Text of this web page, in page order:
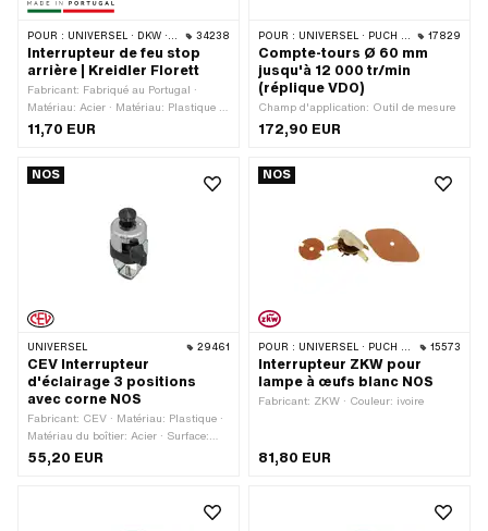
POUR : UNIVERSEL · DKW · HERCULES · KREIDLER · ZÜNDAPP 34238
Interrupteur de feu stop
arrière | Kreidler Florett
Fabricant: Fabriqué au Portugal ·
Matériau: Acier · Matériau: Plastique ·
Matériau du support: Acier · Fonctions:
Lumière allumée · Nombre de
Hauteur: 27.5 mm · Type de filetage:
M6x1 (filetage standard) · Longueur
11,70 EUR
POUR : UNIVERSEL · PUCH · SACHS 17829
Compte-tours Ø 60 mm
jusqu'à 12 000 tr/min
(réplique VDO)
Champ d'application: Outil de mesure
172,90 EUR
NOS
UNIVERSEL 29461
CEV Interrupteur
d'éclairage 3 positions
avec corne NOS
Fabricant: CEV · Matériau: Plastique ·
Matériau du boîtier: Acier · Surface:
chromé · Matériau du support: Acier ·
Couleur: Chrome · Fonctions: Arrêt du
· Fonctions: Feux de route (phares) ·
Fonctions: Lumière éteinte · Fonctions:
55,20 EUR
NOS
POUR : UNIVERSEL · PUCH · SACHS 15573
Interrupteur ZKW pour
lampe à œufs blanc NOS
Fabricant: ZKW · Couleur: ivoire
81,80 EUR